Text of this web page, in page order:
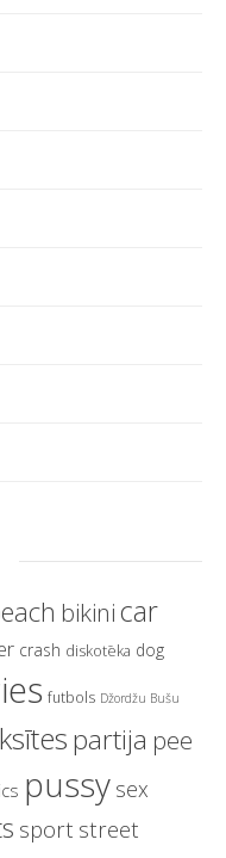
bikinicar
crash diskotēka dog
futbols Džordžu Bušu
partija pee
pussy sex
sport street